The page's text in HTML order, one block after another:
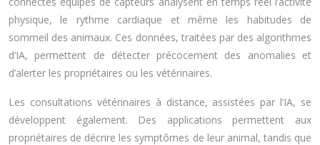
physique, le rythme cardiaque et même les habitudes de
sommeil des animaux. Ces données, traitées par des algorithmes
d’IA, permettent de détecter précocement des anomalies et
d’alerter les propriétaires ou les vétérinaires.
Les consultations vétérinaires à distance, assistées par l’IA, se
développent également. Des applications permettent aux
propriétaires de décrire les symptômes de leur animal, tandis que